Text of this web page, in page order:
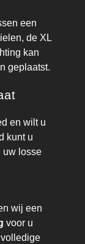
een
de XL
kan
geplaatst.
en wilt u
kunt u
uw losse
wij een
voor u